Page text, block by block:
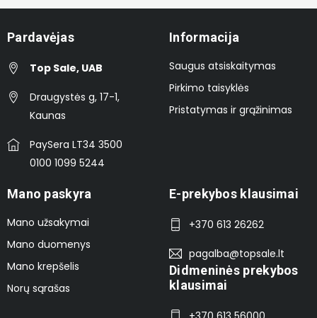
Pardavėjas
Top Sale, UAB
Draugystės g, 17-1,
Kaunas
PaySera LT34 3500
0100 1099 5244
Informacija
Saugus atsiskaitymas
Pirkimo taisyklės
Pristatymas ir grąžinimas
Mano paskyra
Mano užsakymai
Mano duomenys
Mano krepšelis
Norų sąrašas
E-prekybos klausimai
+370 613 26262
pagalba@topsale.lt
Didmeninės prekybos
klausimai